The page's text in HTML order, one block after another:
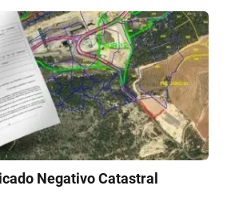
Negativo Catastral